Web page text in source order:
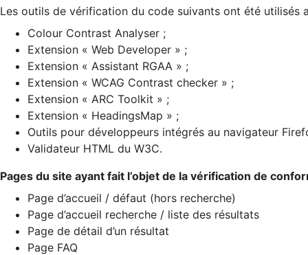
Les outils de vérification du code suivants ont été utilisés
Colour Contrast Analyser ;
Extension « Web Developer » ;
Extension « Assistant RGAA » ;
Extension « WCAG Contrast checker » ;
Extension « ARC Toolkit » ;
Extension « HeadingsMap » ;
Outils pour développeurs intégrés au navigateur
Validateur HTML du W3C.
Pages du site ayant fait l’objet de la vérification de
Page d’accueil / défaut (hors recherche)
Page d’accueil recherche / liste des résultats
Page de détail d’un résultat
Page FAQ